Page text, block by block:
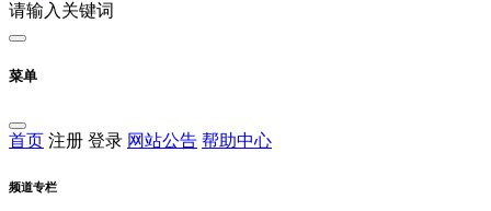
请输入关键词
菜单
首页 注册 登录 网站公告 帮助中心
频道专栏